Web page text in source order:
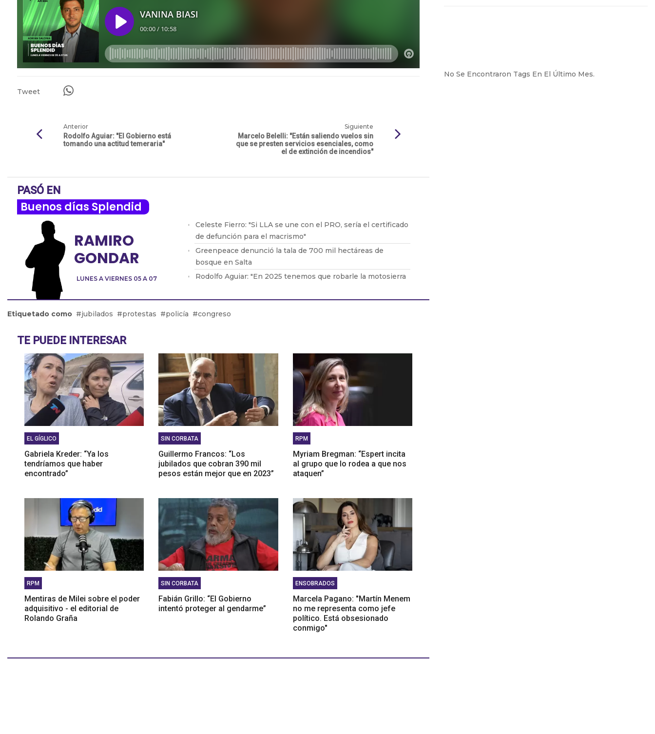
Tweet
Anterior
Rodolfo Aguiar: "El Gobierno está
tomando una actitud temeraria"
Siguiente
Marcelo Belelli: "Están saliendo vuelos sin
que se presten servicios esenciales, como
el de extinción de incendios"
PASÓ EN
Buenos días Splendid
LUNES A VIERNES 05 A 07
RAMIRO
GONDAR
Celeste Fierro: "Si LLA se une con el PRO, sería el certificado
de defunción para el macrismo"
Greenpeace denunció la tala de 700 mil hectáreas de
bosque en Salta
Rodolfo Aguiar: "En 2025 tenemos que robarle la motosierra
Las ventas de las PyMEs crecieron un 1% respecto al 2023
Juan Carlos Sanchetta: "La gente no llega al día 15 del mes"
Etiquetado como jubilados protestas policía congreso
TE PUEDE INTERESAR
EL GÍGLICO
Gabriela Kreder: “Ya los
tendríamos que haber
encontrado”
SIN CORBATA
Guillermo Francos: “Los
jubilados que cobran 390 mil
pesos están mejor que en 2023”
RPM
Myriam Bregman: “Espert incita
al grupo que lo rodea a que nos
ataquen”
RPM
Mentiras de Milei sobre el poder
adquisitivo - el editorial de
Rolando Graña
SIN CORBATA
Fabián Grillo: “El Gobierno
intentó proteger al gendarme”
ENSOBRADOS
Marcela Pagano: "Martín Menem
no me representa como jefe
político. Está obsesionado
conmigo"
No Se Encontraron Tags En El Último Mes.